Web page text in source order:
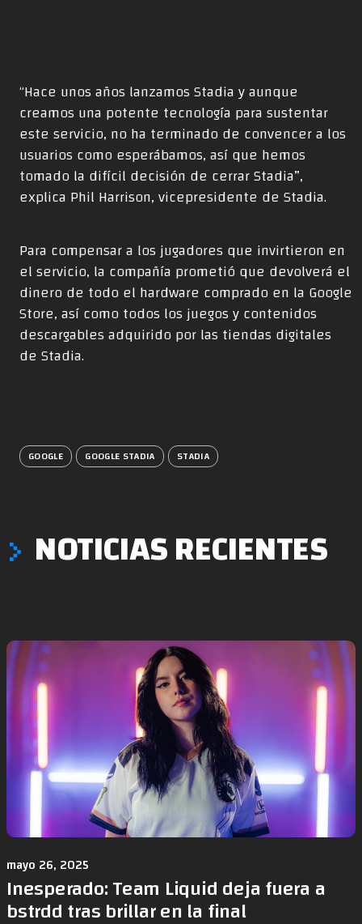
“Hace unos años lanzamos Stadia y aunque
creamos una potente tecnología para sustentar
este servicio, no ha terminado de convencer a los
usuarios como esperábamos, así que hemos
tomado la difícil decisión de cerrar Stadia”,
explica Phil Harrison, vicepresidente de Stadia.
Para compensar a los jugadores que invirtieron en
el servicio, la compañía prometió que devolverá el
dinero de todo el hardware comprado en la Google
Store, así como todos los juegos y contenidos
descargables adquirido por las tiendas digitales
de Stadia.
GOOGLE GOOGLE STADIA STADIA
NOTICIAS RECIENTES
mayo 26, 2025
Inesperado: Team Liquid deja fuera a
bstrdd tras brillar en la final